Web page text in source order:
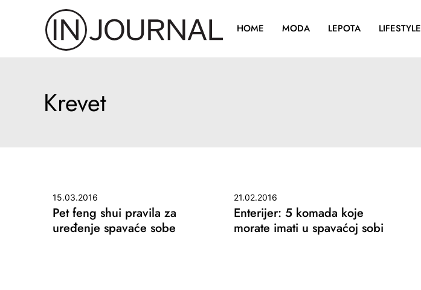
HOME MODA LEPOTA LIFESTYLE
Krevet
15.03.2016
Pet feng shui pravila za
uređenje spavaće sobe
21.02.2016
Enterijer: 5 komada koje
morate imati u spavaćoj sobi